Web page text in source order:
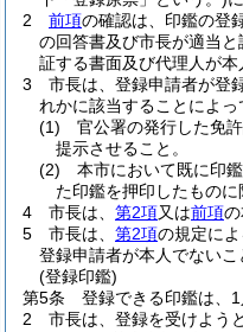
2
前項の確認は、印鑑の登
の回答書及び市長が適当
証する書面及び代理人が本
3
市長は、登録申請者が登
れかに該当することによっ
(1)
官公署の発行した免
提示させること。
(2)
本市において既に印
た印鑑を押印したものに
4
市長は、 第2項又は前項
5
市長は、 第2項の規定に
登録申請者が本人でない
(登録印鑑)
第5条
登録できる印鑑は、
2
市長は、登録を受けよう